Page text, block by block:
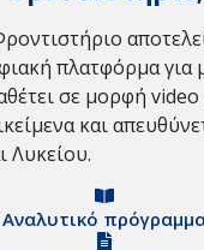
πλατφόρμα για
σε μορφή
και
Λυκείου.
Αναλυτικό